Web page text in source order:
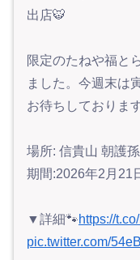
出店🐯
限定のたねや福と
ました。今週末は
お待ちしておりま
場所: 信貴山 朝護
期間:2026年2月21
▼詳細🐾https://
pic.twitter.com/